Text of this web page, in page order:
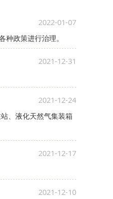
2022-01-07
政策进行治理。
2021-12-31
2021-12-24
、液化天然气集装箱
2021-12-17
2021-12-10